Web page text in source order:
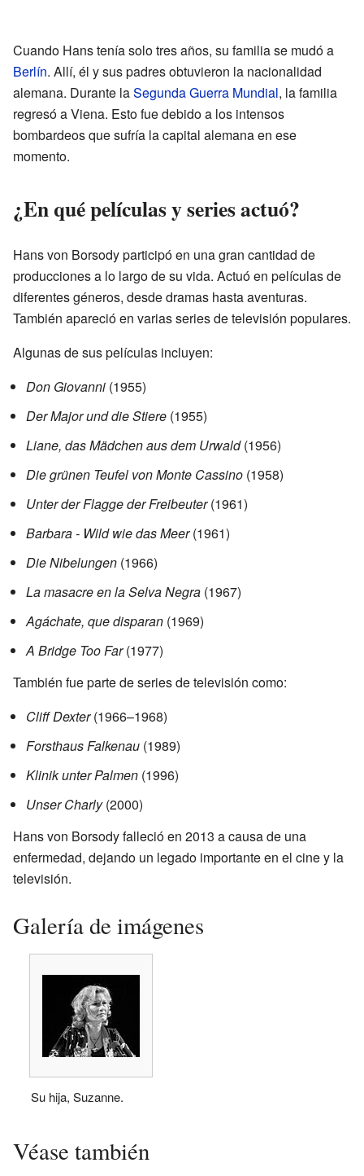
Cuando Hans tenía solo tres años, su familia se mudó a
Berlín. Allí, él y sus padres obtuvieron la nacionalidad
alemana. Durante laSegunda Guerra Mundial, la familia
regresó a Viena. Esto fue debido a los intensos
bombardeos que sufría la capital alemana en ese
momento.
¿En qué películas y series actuó?
Hans von Borsody participó en una gran cantidad de
producciones a lo largo de su vida. Actuó en películas de
diferentes géneros, desde dramas hasta aventuras.
También apareció en varias series de televisión populares.
Algunas de sus películas incluyen:
Don Giovanni (1955)
Der Major und die Stiere (1955)
Liane, das Mädchen aus dem Urwald(1956)
Die grünen Teufel von Monte Cassino (1958)
Unter der Flagge der Freibeuter(1961)
Barbara - Wild wie das Meer(1961)
Die Nibelungen (1966)
La masacre en la Selva Negra (1967)
Agáchate, que disparan (1969)
A Bridge Too Far(1977)
También fue parte de series de televisión como:
Cliff Dexter(1966–1968)
Forsthaus Falkenau (1989)
Klinik unter Palmen (1996)
Unser Charly(2000)
Hans von Borsody falleció en 2013 a causa de una
enfermedad, dejando un legado importante en el cine y la
televisión.
Galería de imágenes
Su hija, Suzanne.
Véase también